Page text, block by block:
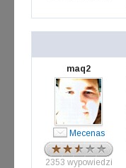
maq2
Mecenas
2353 wypowiedzi